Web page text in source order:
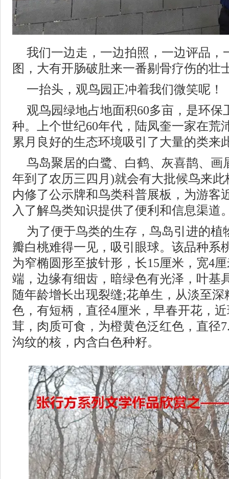
我们一边走，一边拍照，一边评品，
图，大有开肠破肚来一番剔骨疗伤的壮
一抬头，观鸟园正冲着我们微笑呢！
观鸟园绿地占地面积60多亩，是环保
种。上个世纪60年代，陆凤奎一家在荒
累月良好的生态环境吸引了大量的类来
鸟岛聚居的白鹭、白鹤、灰喜鹊、画
年到了农历三四月)就会有大批候鸟来
内修了公示牌和鸟类科普展板，为游客
入了解鸟类知识提供了便利和信息渠道
为了便于鸟类的生存，鸟岛引进的植
瓣白桃难得一见，吸引眼球。该品种系
为窄椭圆形至披针形，长15厘米，宽4
端，边缘有细齿，暗绿色有光泽，叶基
随年龄增长出现裂缝;花单生，从淡至
色，有短柄，直径4厘米，早春开花，
茸，肉质可食，为橙黄色泛红色，直径
沟纹的核，内含白色种籽。